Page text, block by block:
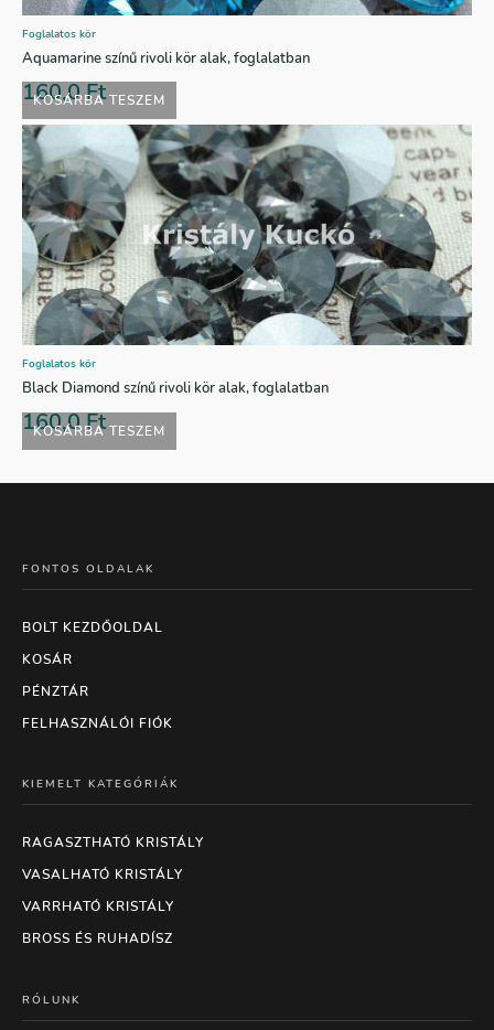
KOSÁRBA TESZEM
Foglalatos kör
Aquamarine színű rivoli kör alak, foglalatban
160,0Ft
KOSÁRBA TESZEM
Foglalatos kör
Black Diamond színű rivoli kör alak, foglalatban
160,0Ft
FONTOS OLDALAK
BOLT KEZDŐOLDAL
KOSÁR
PÉNZTÁR
FELHASZNÁLÓI FIÓK
KIEMELT KATEGÓRIÁK
RAGASZTHATÓ KRISTÁLY
VASALHATÓ KRISTÁLY
VARRHATÓ KRISTÁLY
BROSS ÉS RUHADÍSZ
RÓLUNK